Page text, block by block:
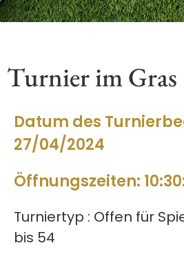
Turnier im Gras
Datum des
27/04/2024
Öffnungszeiten:
Turniertyp : Offen für
bis 54